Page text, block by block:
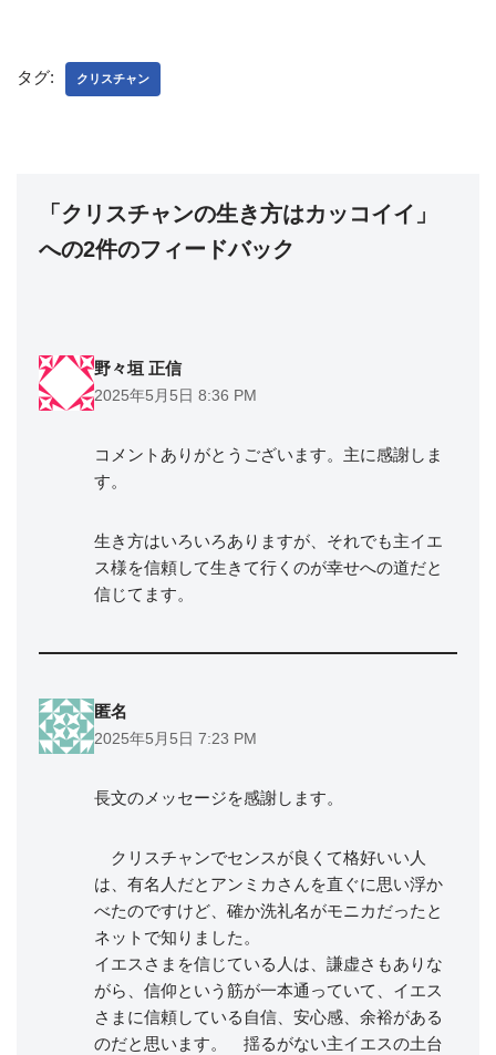
タグ: クリスチャン
「クリスチャンの生き方はカッコイイ」
への2件のフィードバック
野々垣 正信
2025年5月5日 8:36 PM
コメントありがとうございます。主に感謝しま
す。
生き方はいろいろありますが、それでも主イエ
ス様を信頼して生きて行くのが幸せへの道だと
信じてます。
匿名
2025年5月5日 7:23 PM
長文のメッセージを感謝します。
クリスチャンでセンスが良くて格好いい人
は、有名人だとアンミカさんを直ぐに思い浮か
べたのですけど、確か洗礼名がモニカだったと
ネットで知りました。
イエスさまを信じている人は、謙虚さもありな
がら、信仰という筋が一本通っていて、イエス
さまに信頼している自信、安心感、余裕がある
のだと思います。 揺るがない主イエスの土台